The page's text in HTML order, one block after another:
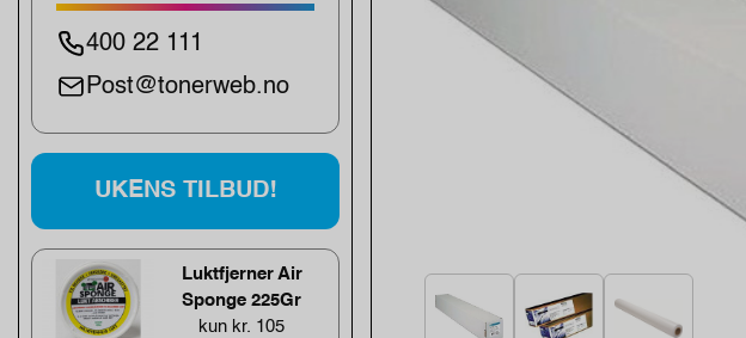
400 22 111
Post@tonerweb.no
UKENS TILBUD!
Luktfjerner Air
Sponge 225Gr
kun kr. 105